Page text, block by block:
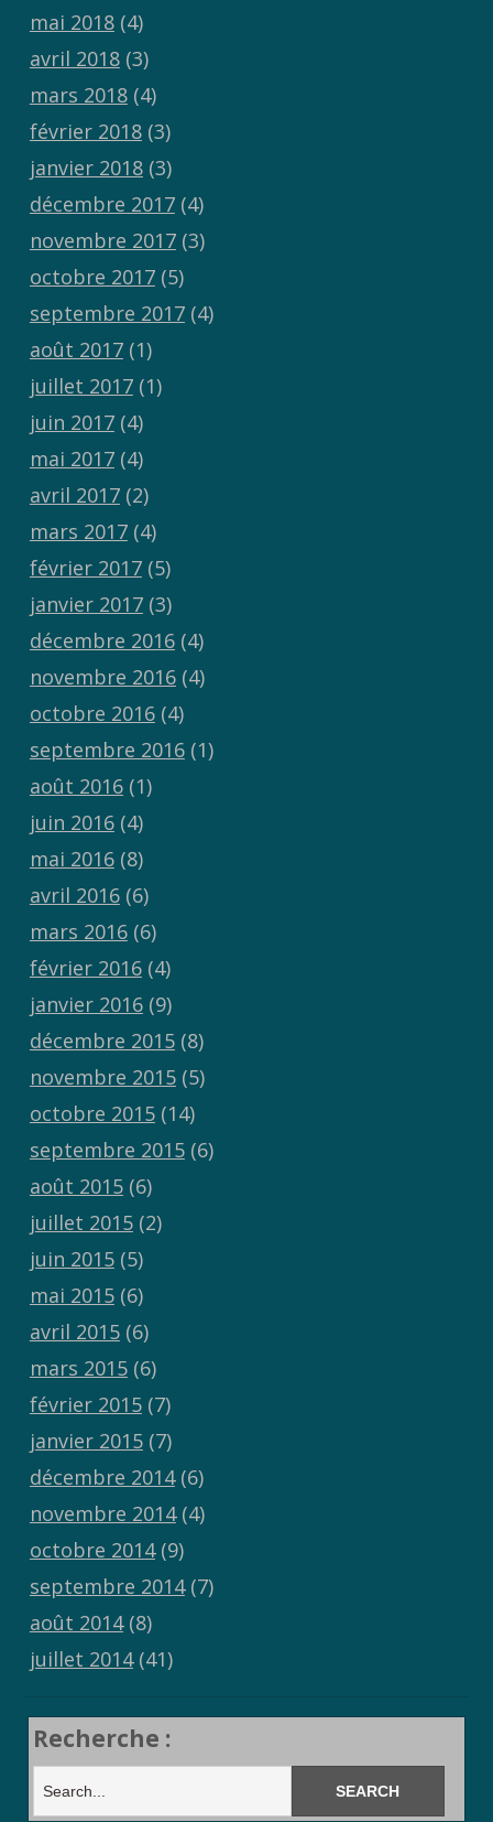
mai 2018(4)
avril 2018(3)
mars 2018(4)
février 2018(3)
janvier 2018(3)
décembre 2017(4)
novembre 2017(3)
octobre 2017(5)
septembre 2017(4)
août 2017(1)
juillet 2017(1)
juin 2017(4)
mai 2017(4)
avril 2017(2)
mars 2017(4)
février 2017(5)
janvier 2017(3)
décembre 2016(4)
novembre 2016(4)
octobre 2016(4)
septembre 2016(1)
août 2016(1)
juin 2016(4)
mai 2016(8)
avril 2016(6)
mars 2016(6)
février 2016(4)
janvier 2016(9)
décembre 2015(8)
novembre 2015(5)
octobre 2015(14)
septembre 2015(6)
août 2015(6)
juillet 2015(2)
juin 2015(5)
mai 2015(6)
avril 2015(6)
mars 2015(6)
février 2015(7)
janvier 2015(7)
décembre 2014(6)
novembre 2014(4)
octobre 2014(9)
septembre 2014(7)
août 2014(8)
juillet 2014(41)
Recherche :